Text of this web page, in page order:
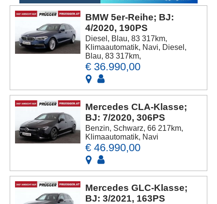
BMW 5er-Reihe; BJ:
4/2020, 190PS
Diesel, Blau, 83 317km,
Klimaautomatik, Navi, Diesel,
Blau, 83 317km,
€ 36.990,00
Mercedes CLA-Klasse;
BJ: 7/2020, 306PS
Benzin, Schwarz, 66 217km,
Klimaautomatik, Navi
€ 46.990,00
Mercedes GLC-Klasse;
BJ: 3/2021, 163PS